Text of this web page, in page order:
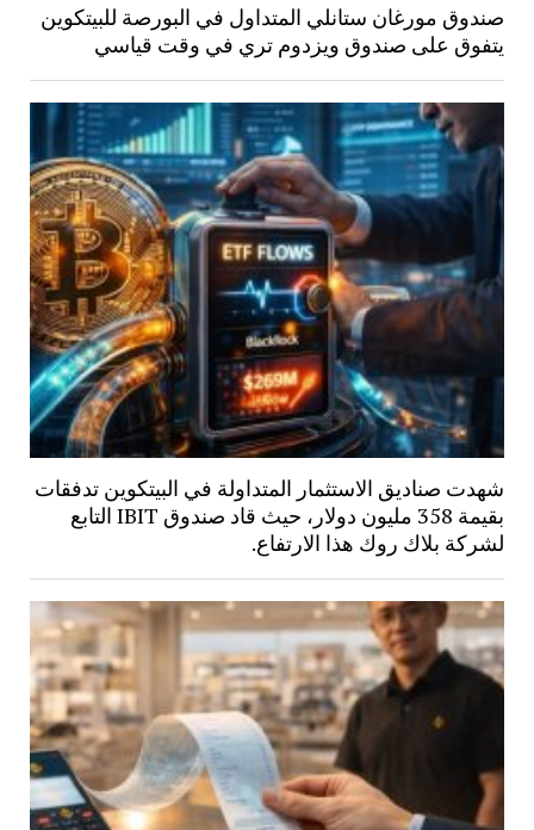
صندوق مورغان ستانلي المتداول في البورصة للبيتكوين
يتفوق على صندوق ويزدوم تري في وقت قياسي
شهدت صناديق الاستثمار المتداولة في البيتكوين تدفقات
بقيمة 358 مليون دولار، حيث قاد صندوق IBIT التابع
لشركة بلاك روك هذا الارتفاع.